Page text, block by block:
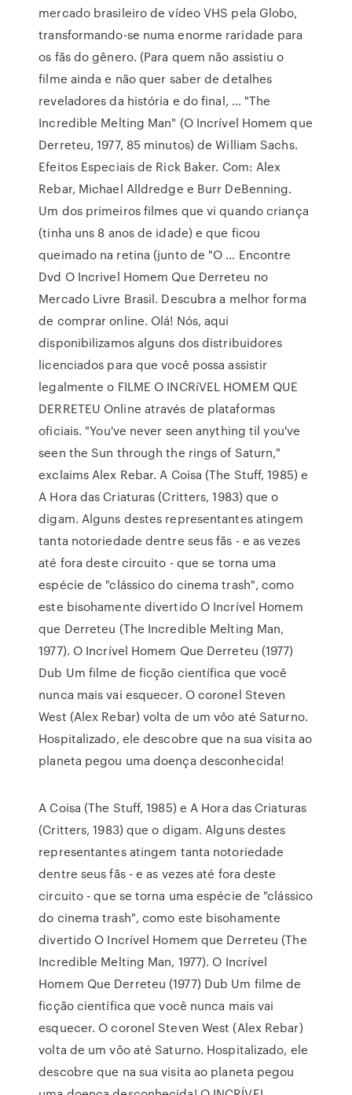
mercado brasileiro de vídeo VHS pela Globo,
transformando-se numa enorme raridade para
os fãs do gênero. (Para quem não assistiu o
filme ainda e não quer saber de detalhes
reveladores da história e do final, … "The
Incredible Melting Man" (O Incrível Homem que
Derreteu, 1977, 85 minutos) de William Sachs.
Efeitos Especiais de Rick Baker. Com: Alex
Rebar, Michael Alldredge e Burr DeBenning.
Um dos primeiros filmes que vi quando criança
(tinha uns 8 anos de idade) e que ficou
queimado na retina (junto de "O … Encontre
Dvd O Incrivel Homem Que Derreteu no
Mercado Livre Brasil. Descubra a melhor forma
de comprar online. Olá! Nós, aqui
disponibilizamos alguns dos distribuidores
licenciados para que você possa assistir
legalmente o FILME O INCRíVEL HOMEM QUE
DERRETEU Online através de plataformas
oficiais. "You've never seen anything til you've
seen the Sun through the rings of Saturn,"
exclaims Alex Rebar. A Coisa (The Stuff, 1985) e
A Hora das Criaturas (Critters, 1983) que o
digam. Alguns destes representantes atingem
tanta notoriedade dentre seus fãs - e as vezes
até fora deste circuito - que se torna uma
espécie de "clássico do cinema trash", como
este bisohamente divertido O Incrível Homem
que Derreteu (The Incredible Melting Man,
1977). O Incrível Homem Que Derreteu (1977)
Dub Um filme de ficção científica que você
nunca mais vai esquecer. O coronel Steven
West (Alex Rebar) volta de um vôo até Saturno.
Hospitalizado, ele descobre que na sua visita ao
planeta pegou uma doença desconhecida!
A Coisa (The Stuff, 1985) e A Hora das Criaturas
(Critters, 1983) que o digam. Alguns destes
representantes atingem tanta notoriedade
dentre seus fãs - e as vezes até fora deste
circuito - que se torna uma espécie de "clássico
do cinema trash", como este bisohamente
divertido O Incrível Homem que Derreteu (The
Incredible Melting Man, 1977). O Incrível
Homem Que Derreteu (1977) Dub Um filme de
ficção científica que você nunca mais vai
esquecer. O coronel Steven West (Alex Rebar)
volta de um vôo até Saturno. Hospitalizado, ele
descobre que na sua visita ao planeta pegou